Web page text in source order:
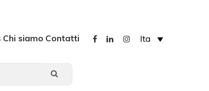
Ita
Chi siamo Contatti